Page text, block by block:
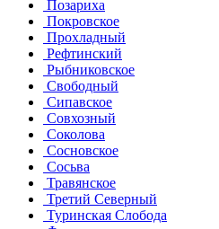
Позариха
Покровское
Прохладный
Рефтинский
Рыбниковское
Свободный
Сипавское
Совхозный
Соколова
Сосновское
Сосьва
Травянское
Третий Северный
Туринская Слобода